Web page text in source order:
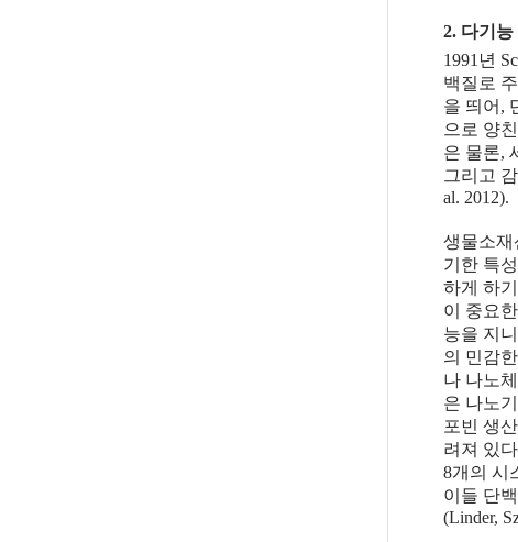
2. 다기
1991년
백질로
을 띄어,
으로 양
은 물론,
그리고
al. 2012).
생물소재
기한 특
하게 하
이 중요
능을 지
의 민감
나 나노
은 나노
포빈 생
려져 있
8개의 시
이들 단
(Linder,